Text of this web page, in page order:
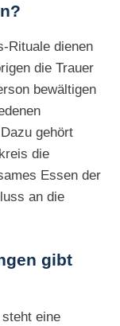
Rituale dienen
die Trauer
bewältigen
gehört
die
Essen der
an die
gibt
eine